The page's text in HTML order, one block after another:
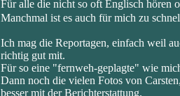
Für alle die nicht so oft Englisch hören
Manchmal ist es auch für mich zu
Ich mag die Reportagen, einfach weil
richtig gut mit.
Für so eine "fernweh-geplagte" wie
Dann noch die vielen Fotos von
besser mit der Berichterstattung.